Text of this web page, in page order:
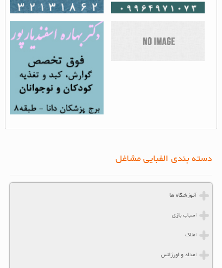
فوق تخصص گوارش کودکان
در رشت - دکتر...
بازدید از مطلب : 2525
فوق تخصص قرنیه, لنز و
لیزر در رشت...
دسته بندی الفبایی مشاغل
آموزشگاه ها
اسباب بازی
املاک
امداد و اورژانس